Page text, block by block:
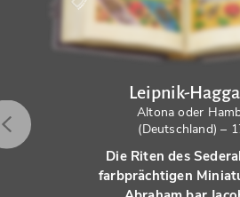
Leipnik-
Altona oder
(Deutschland) –
Die Riten des
farbprächtigen